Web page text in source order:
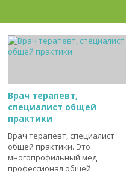
Врач терапевт,
специалист общей
практики
Врач терапевт, специалист
общей практики. Это
многопрофильный мед.
профессионал общей